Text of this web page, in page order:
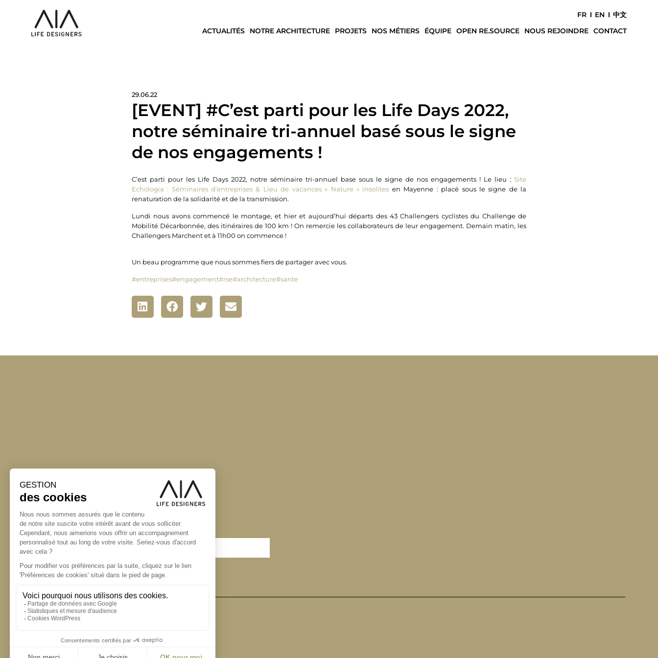
FR EN
中文
ACTUALITÉS
NOTRE ARCHITECTURE PROJETS NOS MÉTIERS ÉQUIPE OPEN RE.SOURCE NOUS REJOINDRE CONTACT
29.06.22
[EVENT] #C’est parti pour les Life Days 2022,
notre séminaire tri-annuel basé sous le signe
de nos engagements !
C’est parti pour les Life Days 2022, notre séminaire tri-annuel base sous le signe de nos engagements ! Le lieu :Site
Echologia : Séminaires d’entreprises & Lieu de vacances « Nature »​ insolites en Mayenne : placé sous le signe de la
renaturation de la solidarité et de la transmission.
Lundi nous avons commencé le montage, et hier et aujourd’hui départs des 43 Challengers cyclistes du Challenge de
Mobilité Décarbonnée, des itinéraires de 100 km ! On remercie les collaborateurs de leur engagement. Demain matin, les
Challengers Marchent et à 11h00 on commence !
Un beau programme que nous sommes fiers de partager avec vous.
#entreprises#engagement#rse#architecture#sante
S'inscrire à la newsletter
ABONNEZ-VOUS
contact@aialifedesigners.fr
mentions légales
égalité femmes - hommes